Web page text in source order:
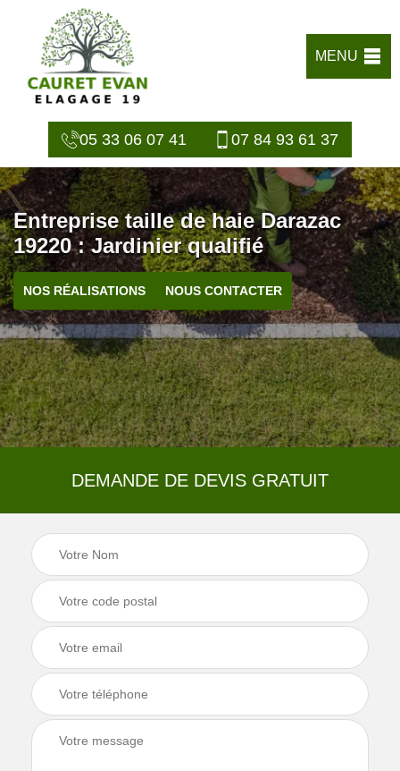
MENU
05 33 06 07 41 07 84 93 61 37
Entreprise taille de haie Darazac
19220 : Jardinier qualifié
NOS RÉALISATIONS NOUS CONTACTER
DEMANDE DE DEVIS GRATUIT